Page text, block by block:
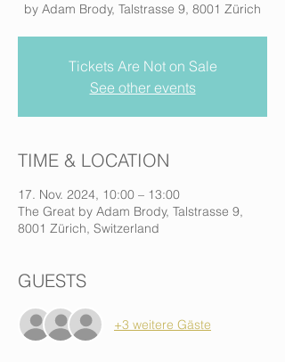
by Adam Brody, Talstrasse 9, 8001 Zürich
Tickets Are Not on Sale
See other events
TIME & LOCATION
17. Nov. 2024, 10:00 – 13:00
The Great by Adam Brody, Talstrasse 9,
8001 Zürich, Switzerland
GUESTS
+3 weitere Gäste